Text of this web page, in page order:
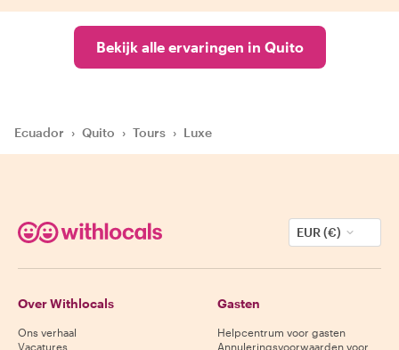
Bekijk alle ervaringen in Quito
Ecuador › Quito › Tours › Luxe
EUR (€)
Over Withlocals
Ons verhaal
Vacatures
Gasten
Helpcentrum voor gasten
Annuleringsvoorwaarden voor